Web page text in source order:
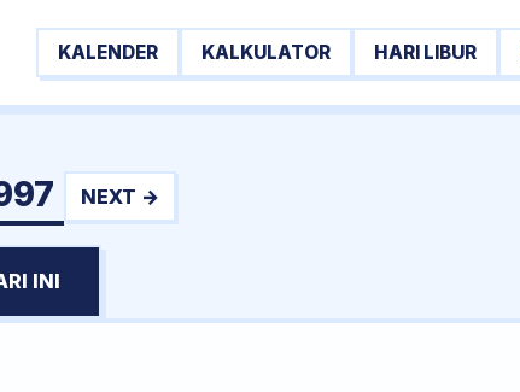
KALENDER KALKULATOR HARI LIBUR
NEXT →
INI